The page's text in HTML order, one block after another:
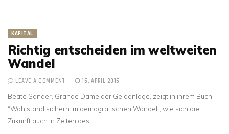
KAPITAL
Richtig entscheiden im weltweiten
Wandel
LEAVE A COMMENT 16. APRIL 2016
Beate Sander, Grande Dame der Geldanlage, zeigt in ihrem Buch
“Wohlstand sichern im demografischen Wandel”, wie sich die
Zukunft auch in Zeiten des…